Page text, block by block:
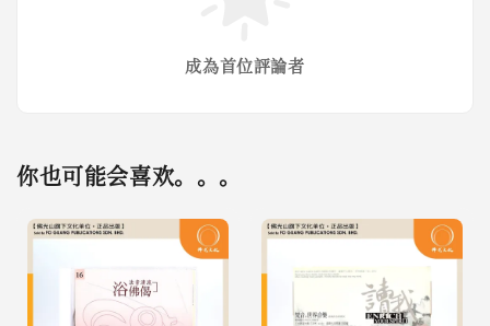
成為首位評論者
你也可能会喜欢。。。